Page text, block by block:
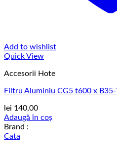
Add to wishlist
Quick View
Accesorii Hote
Filtru Aluminiu CG5 t600 x
lei 140,00
Adaugă în coș
Brand :
Cata